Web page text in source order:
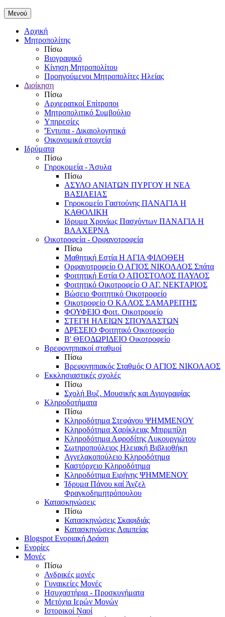
Μενού
Αρχική
Μητροπολίτης
Πίσω
Βιογραφικό
Κίνηση Μητροπολίτου
Προηγούμενοι Μητροπολίτες Ηλείας
Διοίκηση
Πίσω
Αρχιερατκοί Επίτροποι
Μητροπολιτικό Συμβούλιο
Υπηρεσίες
'Έντυπα - Δικαιολογητικά
Οικονομικά στοιχεία
Ιδρύματα
Πίσω
Γηροκομεία - Άσυλα
Πίσω
ΑΣΥΛΟ ΑΝΙΑΤΩΝ ΠΥΡΓΟΥ Η ΝΕΑ
ΒΑΣΙΛΕΙΑΣ
Γηροκομείο Γαστούνης ΠΑΝΑΓΙΑ Η
ΚΑΘΟΛΙΚΗ
Ιδρυμα Χρονίως Πασχόντων ΠΑΝΑΓΙΑ Η
ΒΛΑΧΕΡΝΑ
Οικοτροφεία - Ορφανοτροφεία
Πίσω
Μαθητική Εστία Η ΑΓΙΑ ΦΙΛΟΘΕΗ
Ορφανοτροφείο Ο ΑΓΙΟΣ ΝΙΚΟΛΑΟΣ Σπάτα
Φοιτητική Εστία Ο ΑΠΟΣΤΟΛΟΣ ΠΑΥΛΟΣ
Φοιτητικό Οικοτροφείο Ο ΑΓ. ΝΕΚΤΑΡΙΟΣ
Βώσειο Φοιτητικό Οικοτροφείο
Οικοτροφείο Ο ΚΑΛΟΣ ΣΑΜΑΡΕΙΤΗΣ
ΦΟΥΦΕΙΟ Φοιτ. Οικοτροφείο
ΣΤΕΓΗ ΗΛΕΙΩΝ ΣΠΟΥΔΑΣΤΩΝ
ΔΡΕΣΕΙΟ Φοιτητικό Οικοτροφείο
Β' ΘΕΟΔΩΡΙΔΕΙΟ Οικοτροφείο
Βρεφονηπιακοί σταθμοί
Πίσω
Βρεφονηπιακός Σταθμός Ο ΑΓΙΟΣ ΝΙΚΟΛΑΟΣ
Εκκλησιαστικές σχολές
Πίσω
Σχολή Βυζ. Μουσικής και Αγιογραφίας
Κληροδοτήματα
Πίσω
Κληροδότημα Στεφάνου ΨΗΜΜΕΝΟΥ
Κληροδότημα Χαρίκλειας Μπιρμπίλη
Κληροδότημα Αφροδίτης Λυκουργιώτου
Σωτηροπούλειος Ηλειακή Βιβλιοθήκη
Αγγελακοπούλειο Κληροδότημα
Καστόρχειο Κληροδότημα
Κληροδότημα Ειρήνης ΨΗΜΜΕΝΟΥ
Ίδρυμα Πάνου καί Άνζελ
Φραγκοδημητρόπουλου
Κατασκηνώσεις
Πίσω
Κατασκηνώσεις Σκαφιδιάς
Κατασκηνώσεις Λαμπείας
Blogspot Ενοριακή Δράση
Ενορίες
Μονές
Πίσω
Ανδρικές μονές
Γυναικείες Μονές
Ησυχαστήρια - Προσκυνήματα
Μετόχια Ιερών Μονών
Ιστορικοί Ναοί